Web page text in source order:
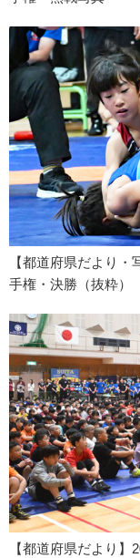
【都道府県だより
手権・決勝（抜粋）
【都道府県だより